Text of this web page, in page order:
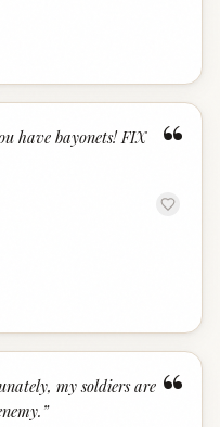
“
have bayonets! FIX
“
my soldiers are
”